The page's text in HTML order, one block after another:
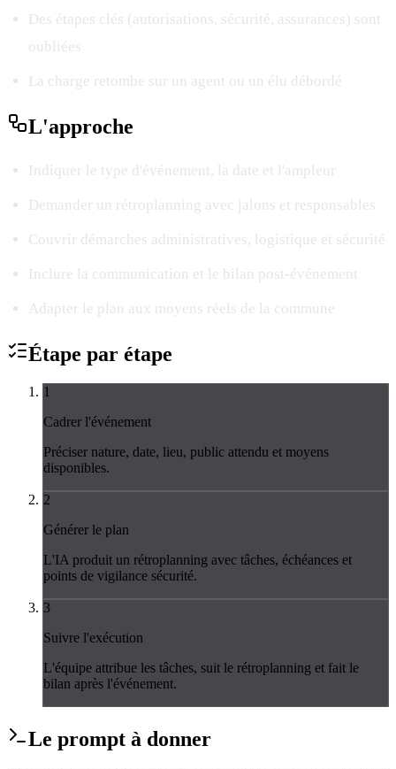
Des étapes clés (autorisations, sécurité, assurances) sont
oubliées
La charge retombe sur un agent ou un élu débordé
L'approche
Indiquer le type d'événement, la date et l'ampleur
Demander un rétroplanning avec jalons et responsables
Couvrir démarches administratives, logistique et sécurité
Inclure la communication et le bilan post-événement
Adapter le plan aux moyens réels de la commune
Étape par étape
1
Cadrer l'événement
Préciser nature, date, lieu, public attendu et moyens
disponibles.
2
Générer le plan
L'IA produit un rétroplanning avec tâches, échéances et
points de vigilance sécurité.
3
Suivre l'exécution
L'équipe attribue les tâches, suit le rétroplanning et fait le
bilan après l'événement.
Le prompt à donner